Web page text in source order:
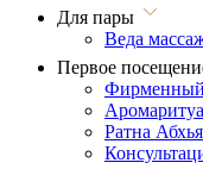
Для пары
Веда
Первое
Фирменный
Ратна